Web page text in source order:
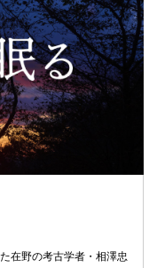
在野の考古学者・相澤忠